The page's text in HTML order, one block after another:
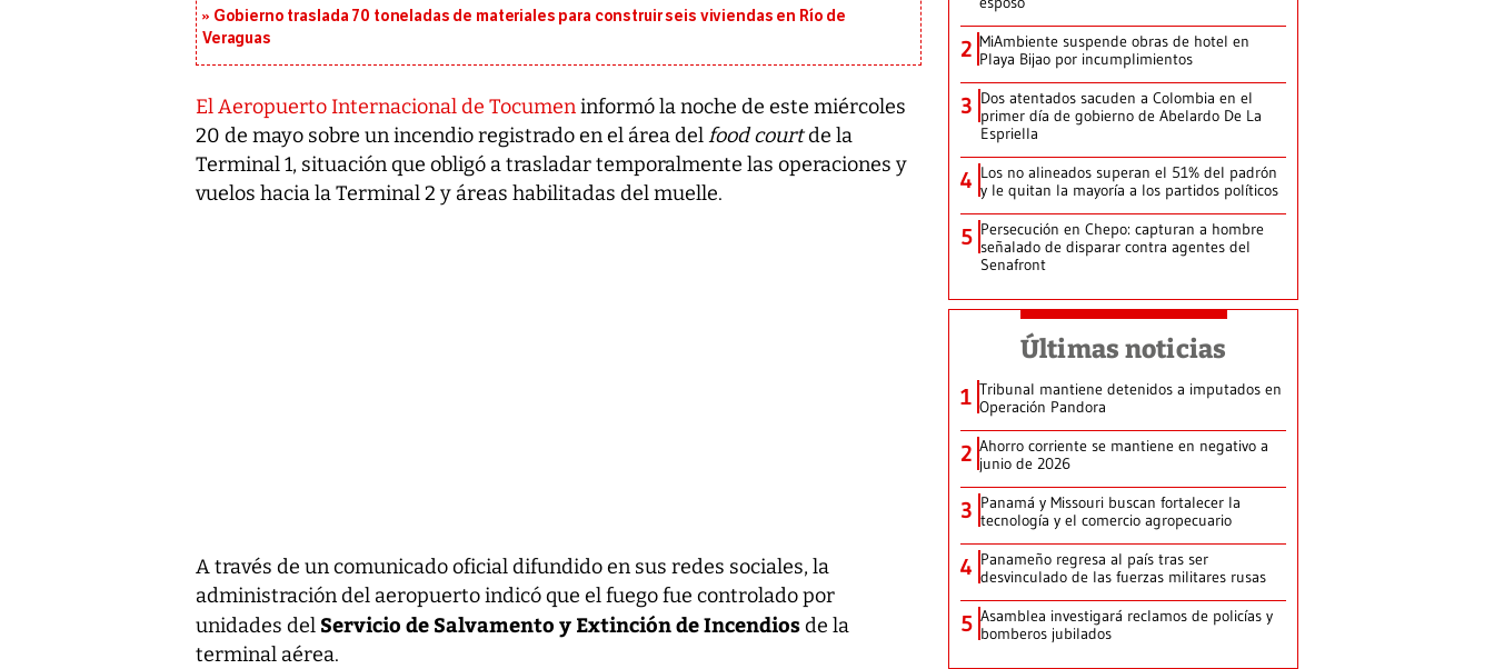
Gobierno traslada 70 toneladas de materiales para construir seis viviendas en Río de
Veraguas
El Aeropuerto Internacional de Tocumeninformó la noche de este miércoles
20 de mayo sobre un incendio registrado en el área delfood courtde la
Terminal 1, situación que obligó a trasladar temporalmente las operaciones y
vuelos hacia la Terminal 2 y áreas habilitadas del muelle.
A través de un comunicado oficial difundido en sus redes sociales, la
administración del aeropuerto indicó que el fuego fue controlado por
unidades del Servicio de Salvamento y Extinción de Incendiosde la
terminal aérea.
2 MiAmbiente suspende obras de hotel en
Playa Bijao por incumplimientos
3 Dos atentados sacuden a Colombia en el
primer día de gobierno de Abelardo De La
Espriella
4 Los no alineados superan el 51% del padrón
y le quitan la mayoría a los partidos políticos
5 Persecución en Chepo: capturan a hombre
señalado de disparar contra agentes del
Senafront
Últimas noticias
1 Tribunal mantiene detenidos a imputados en
Operación Pandora
2 Ahorro corriente se mantiene en negativo a
junio de 2026
3 Panamá y Missouri buscan fortalecer la
tecnología y el comercio agropecuario
4 Panameño regresa al país tras ser
desvinculado de las fuerzas militares rusas
5 Asamblea investigará reclamos de policías y
bomberos jubilados